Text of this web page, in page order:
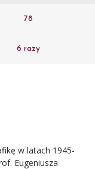
78
6 razy
w latach 1945-
Eugeniusza